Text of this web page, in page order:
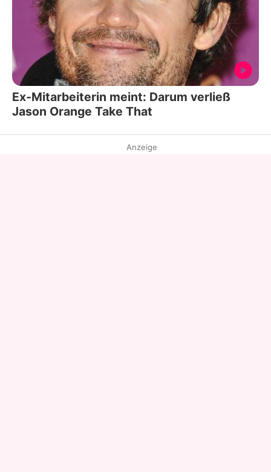
Ex-Mitarbeiterin meint: Darum verließ
Jason Orange Take That
Anzeige